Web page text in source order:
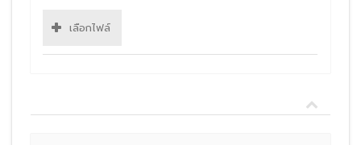
เลือกไฟล์